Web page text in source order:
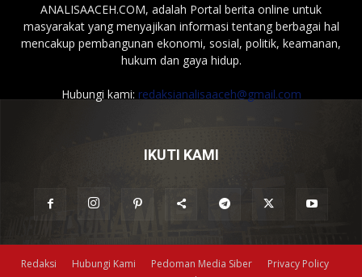
ANALISAACEH.COM, adalah Portal berita online untuk
masyarakat yang menyajikan informasi tentang berbagai hal
mencakup pembangunan ekonomi, sosial, politik, keamanan,
hukum dan gaya hidup.
Hubungi kami: redaksianalisaaceh@gmail.com
IKUTI KAMI
Redaksi Hubungi Kami Pedoman Media Siber
Privacy Policy